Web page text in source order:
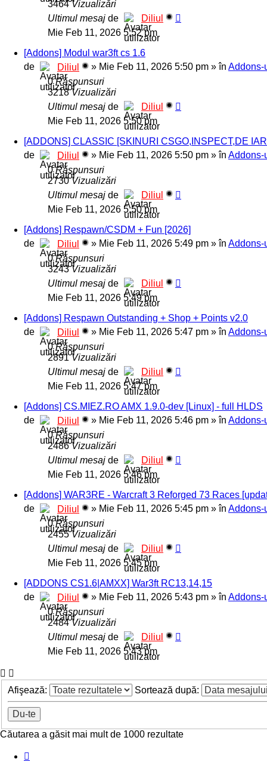
3464Vizualizări
Ultimul mesaj de
Diliul
Mie Feb 11, 2026 5:52 pm
[Addons] Modul war3ft cs 1.6
de
Diliul » Mie Feb 11, 2026 5:50 pm » în Addons-
0Răspunsuri
3218Vizualizări
Ultimul mesaj de
Diliul
Mie Feb 11, 2026 5:50 pm
[ADDONS] CLASSIC [SKINURI CSGO,INSPECT,DE
de
Diliul » Mie Feb 11, 2026 5:50 pm » în Addons-
0Răspunsuri
2730Vizualizări
Ultimul mesaj de
Diliul
Mie Feb 11, 2026 5:50 pm
[Addons] Respawn/CSDM + Fun [2026]
de
Diliul » Mie Feb 11, 2026 5:49 pm » în Addons-
0Răspunsuri
3243Vizualizări
Ultimul mesaj de
Diliul
Mie Feb 11, 2026 5:49 pm
[Addons] Respawn Outstanding + Shop + Points v2.0
de
Diliul » Mie Feb 11, 2026 5:47 pm » în Addons-
0Răspunsuri
2891Vizualizări
Ultimul mesaj de
Diliul
Mie Feb 11, 2026 5:47 pm
[Addons] CS.MIEZ.RO AMX 1.9.0-dev [Linux] - full HLDS
de
Diliul » Mie Feb 11, 2026 5:46 pm » în Addons-
0Răspunsuri
2486Vizualizări
Ultimul mesaj de
Diliul
Mie Feb 11, 2026 5:46 pm
[Addons] WAR3RE - Warcraft 3 Reforged 73 Races
de
Diliul » Mie Feb 11, 2026 5:45 pm » în Addons-
0Răspunsuri
2455Vizualizări
Ultimul mesaj de
Diliul
Mie Feb 11, 2026 5:45 pm
[ADDONS CS1.6|AMXX] War3ft RC13,14,15
de
Diliul » Mie Feb 11, 2026 5:43 pm » în Addons-
0Răspunsuri
2484Vizualizări
Ultimul mesaj de
Diliul
Mie Feb 11, 2026 5:43 pm
Afişează: Sortează după:
Căutarea a găsit mai mult de 1000 rezultate